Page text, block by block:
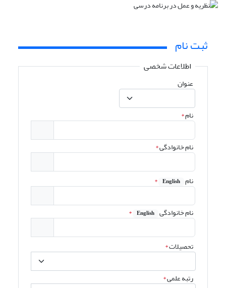
ثبت نام
اطلاعات شخصی
عنوان
نام*
نام خانوادگی*
نام English
*
نام خانوادگی English
*
تحصیلات*
رتبه علمی*